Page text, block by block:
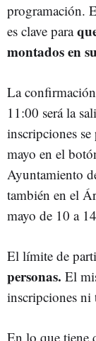
programación.
es clave para
montados en
La
11:00 será la
inscripciones
mayo en el
Ayuntamiento
también en el
mayo de 10 a
El límite de
personas. El
inscripciones ni
En lo que tiene